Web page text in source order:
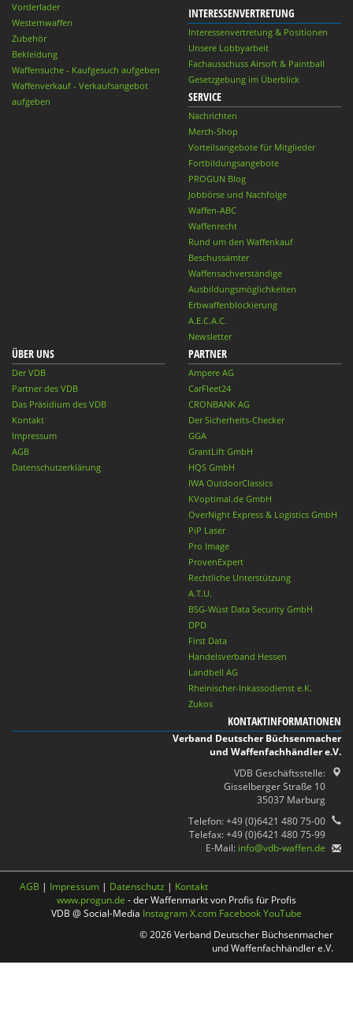
Vorderlader
Westernwaffen
Zubehör
Bekleidung
Waffensuche - Kaufgesuch aufgeben
Waffenverkauf - Verkaufsangebot
aufgeben
INTERESSENVERTRETUNG
Interessenvertretung & Positionen
Unsere Lobbyarbeit
Fachausschuss Airsoft & Paintball
Gesetzgebung im Überblick
SERVICE
Nachrichten
Merch-Shop
Vorteilsangebote für Mitglieder
Fortbildungsangebote
PROGUN Blog
Jobbörse und Nachfolge
Waffen-ABC
Waffenrecht
Rund um den Waffenkauf
Beschussämter
Waffensachverständige
Ausbildungsmöglichkeiten
Erbwaffenblockierung
A.E.C.A.C.
Newsletter
ÜBER UNS
Der VDB
Partner des VDB
Das Präsidium des VDB
Kontakt
Impressum
AGB
Datenschutzerklärung
PARTNER
Ampere AG
CarFleet24
CRONBANK AG
Der Sicherheits-Checker
GGA
GrantLift GmbH
HQS GmbH
IWA OutdoorClassics
KVoptimal.de GmbH
OverNight Express & Logistics GmbH
PiP Laser
Pro Image
ProvenExpert
Rechtliche Unterstützung
A.T.U.
BSG-Wüst Data Security GmbH
DPD
First Data
Handelsverband Hessen
Landbell AG
Rheinischer-Inkassodienst e.K.
Zukos
KONTAKTINFORMATIONEN
Verband Deutscher Büchsenmacher
und Waffenfachhändler e.V.
VDB Geschäftsstelle:
Gisselberger Straße 10
35037 Marburg
Telefon: +49 (0)6421 480 75-00
Telefax: +49 (0)6421 480 75-99
E-Mail: info@vdb-waffen.de
AGB | Impressum | Datenschutz | Kontakt
www.progun.de - der Waffenmarkt von Profis für Profis
VDB @ Social-Media InstagramX.com FacebookYouTube
© 2026 Verband Deutscher Büchsenmacher
und Waffenfachhändler e.V.